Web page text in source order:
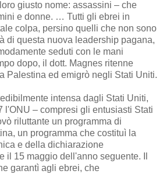
giusto nome: assassini – che
e donne. … Tutti gli ebrei in
colpa, persino quelli che non sono
di questa nuova leadership pagana,
seduti con le mani
dopo, il dott. Magnes ritenne
Palestina ed emigrò negli Stati Uniti.
intensa dagli Stati Uniti,
l'ONU – compresi gli entusiasti Stati
riluttante un programma di
un programma che costituì la
e della dichiarazione
il 15 maggio dell'anno seguente. Il
garantì agli ebrei, che